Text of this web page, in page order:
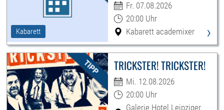
Kabarett
Fr. 07.08.2026
20:00 Uhr
Kabarett academixer
›
TRICKSTER! TRICKSTER!
Mi. 12.08.2026
20:00 Uhr
Galerie Hotel Leipziger